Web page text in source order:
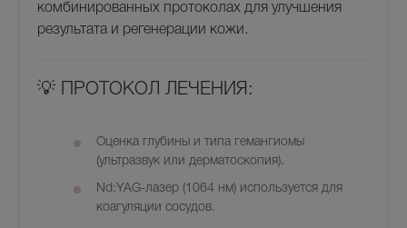
комбинированных протоколах для улучшения
результата и регенерации кожи.
💡 ПРОТОКОЛ ЛЕЧЕНИЯ:
Оценка глубины и типа гемангиомы
(ультразвук или дерматоскопия).
Nd:YAG-лазер (1064 нм) используется для
коагуляции сосудов.